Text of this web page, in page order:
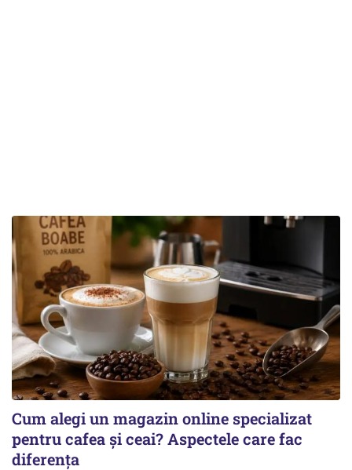
Cum alegi un magazin online specializat
pentru cafea și ceai? Aspectele care fac
diferența